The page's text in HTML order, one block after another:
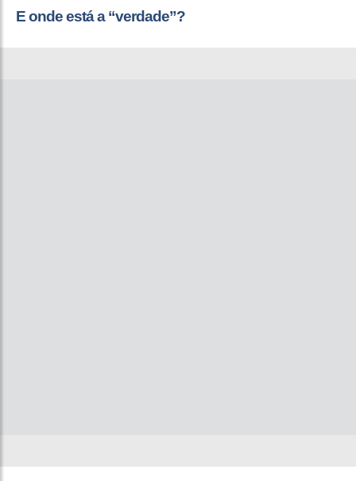
E onde está a “verdade”?